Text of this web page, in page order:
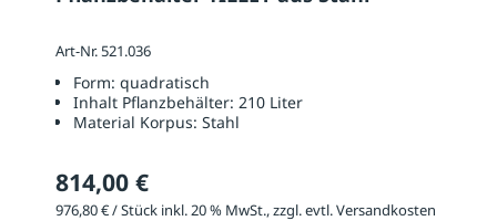
Art-Nr. 521.036
Form: quadratisch
Inhalt Pflanzbehälter: 210 Liter
Material Korpus: Stahl
814,00 €
976,80 € / Stück inkl. 20 % MwSt., zzgl. evtl. Versandkosten